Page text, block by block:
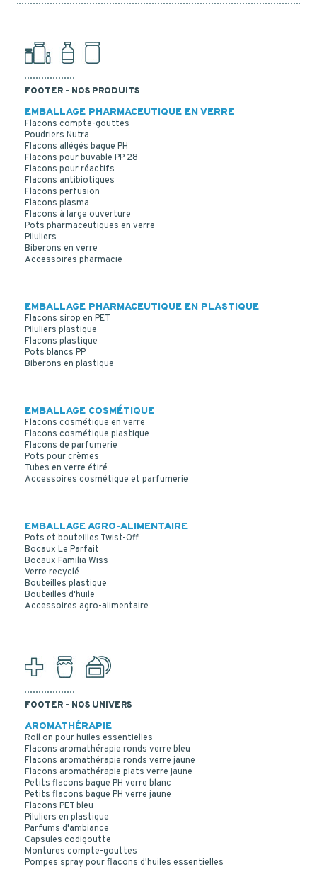
WIDE MOUTH AMBER GLASS 100 ML R3/38 BOTTLE
FOOTER - NOS PRODUITS
EMBALLAGE PHARMACEUTIQUE EN VERRE
Flacons compte-gouttes
Poudriers Nutra
Flacons allégés bague PH
Flacons pour buvable PP 28
Flacons pour réactifs
Flacons antibiotiques
Flacons perfusion
Flacons plasma
Flacons à large ouverture
Pots pharmaceutiques en verre
Piluliers
Biberons en verre
Accessoires pharmacie
EMBALLAGE PHARMACEUTIQUE EN PLASTIQUE
Flacons sirop en PET
Piluliers plastique
Flacons plastique
Pots blancs PP
Biberons en plastique
EMBALLAGE COSMÉTIQUE
Flacons cosmétique en verre
Flacons cosmétique plastique
Flacons de parfumerie
Pots pour crèmes
Tubes en verre étiré
Accessoires cosmétique et parfumerie
EMBALLAGE AGRO-ALIMENTAIRE
Pots et bouteilles Twist-Off
Bocaux Le Parfait
Bocaux Familia Wiss
Verre recyclé
Bouteilles plastique
Bouteilles d'huile
Accessoires agro-alimentaire
FOOTER - NOS UNIVERS
AROMATHÉRAPIE
Roll on pour huiles essentielles
Flacons aromathérapie ronds verre bleu
Flacons aromathérapie ronds verre jaune
Flacons aromathérapie plats verre jaune
Petits flacons bague PH verre blanc
Petits flacons bague PH verre jaune
Flacons PET bleu
Piluliers en plastique
Parfums d'ambiance
Capsules codigoutte
Montures compte-gouttes
Pompes spray pour flacons d'huiles essentielles